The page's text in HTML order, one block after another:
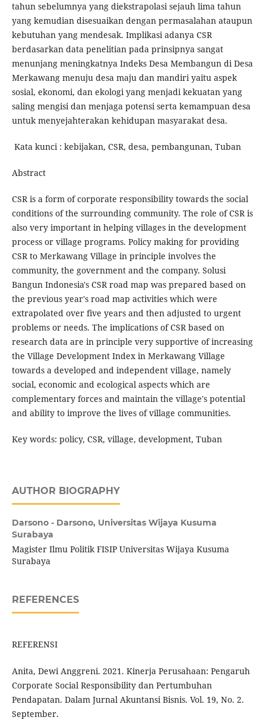
tahun sebelumnya yang diekstrapolasi sejauh lima tahun
yang kemudian disesuaikan dengan permasalahan ataupun
kebutuhan yang mendesak. Implikasi adanya CSR
berdasarkan data penelitian pada prinsipnya sangat
menunjang meningkatnya Indeks Desa Membangun di Desa
Merkawang menuju desa maju dan mandiri yaitu aspek
sosial, ekonomi, dan ekologi yang menjadi kekuatan yang
saling mengisi dan menjaga potensi serta kemampuan desa
untuk menyejahterakan kehidupan masyarakat desa.
Kata kunci : kebijakan, CSR, desa, pembangunan, Tuban
Abstract
CSR is a form of corporate responsibility towards the social
conditions of the surrounding community. The role of CSR is
also very important in helping villages in the development
process or village programs. Policy making for providing
CSR to Merkawang Village in principle involves the
community, the government and the company. Solusi
Bangun Indonesia's CSR road map was prepared based on
the previous year's road map activities which were
extrapolated over five years and then adjusted to urgent
problems or needs. The implications of CSR based on
research data are in principle very supportive of increasing
the Village Development Index in Merkawang Village
towards a developed and independent village, namely
social, economic and ecological aspects which are
complementary forces and maintain the village's potential
and ability to improve the lives of village communities.
Key words: policy, CSR, village, development, Tuban
AUTHOR BIOGRAPHY
Darsono - Darsono, Universitas Wijaya Kusuma
Surabaya
Magister Ilmu Politik FISIP Universitas Wijaya Kusuma
Surabaya
REFERENCES
REFERENSI
Anita, Dewi Anggreni. 2021. Kinerja Perusahaan: Pengaruh
Corporate Social Responsibility dan Pertumbuhan
Pendapatan. Dalam Jurnal Akuntansi Bisnis. Vol. 19, No. 2.
September.